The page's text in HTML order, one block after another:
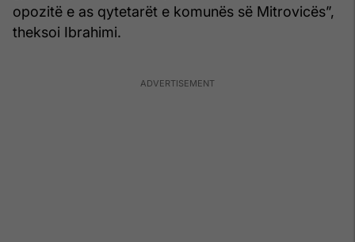
opozitë e as qytetarët e komunës së Mitrovicës”,
theksoi Ibrahimi.